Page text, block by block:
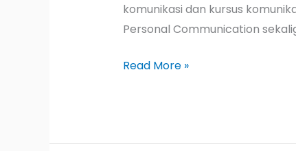
komunikasi dan kursus
Personal Communication
Read More »